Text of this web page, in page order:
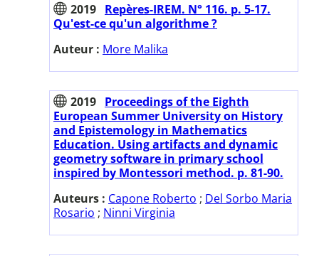
2019 Repères-IREM. N° 116. p. 5-17.
Qu'est-ce qu'un algorithme ?
Auteur : More Malika
2019 Proceedings of the Eighth
European Summer University on History
and Epistemology in Mathematics
Education. Using artifacts and dynamic
geometry software in primary school
inspired by Montessori method. p. 81-90.
Auteurs : Capone Roberto ; Del Sorbo Maria
Rosario ; Ninni Virginia